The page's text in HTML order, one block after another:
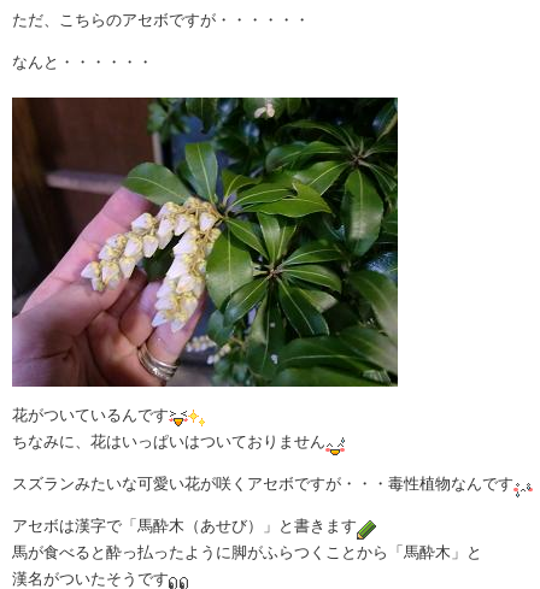
ただ、こちらのアセボですが・・・・・・
なんと・・・・・・
花がついているんです
ちなみに、花はいっぱいはついておりません
スズランみたいな可愛い花が咲くアセボですが・・・毒性植物なんです
アセボは漢字で「馬酔木（あせび）」と書きます
馬が食べると酔っ払ったように脚がふらつくことから「馬酔木」と
漢名がついたそうです